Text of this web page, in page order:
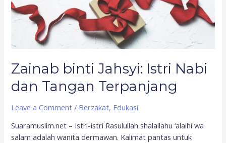
Zainab binti Jahsyi: Istri Nabi
dan Tangan Terpanjang
Leave a Comment / Berzakat, Edukasi
Suaramuslim.net – Istri-istri Rasulullah shalallahu ‘alaihi wa
salam adalah wanita dermawan. Kalimat pantas untuk